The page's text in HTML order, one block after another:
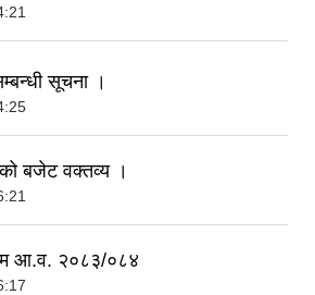
सूचना ।
बजेट वक्तव्य ।
आ.व. २०८३/०८४